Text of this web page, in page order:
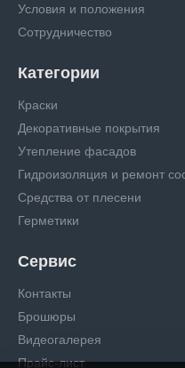
Условия и положения
Сотрудничество
Категории
Краски
Декоративные покрытия
Утепление фасадов
Гидроизоляция и ремонт
Средства от плесени
Герметики
Сервис
Контакты
Брошюры
Видеогалерея
Прайс-лист